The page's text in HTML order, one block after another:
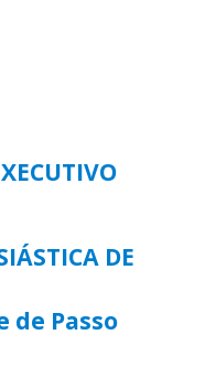
DE
de Passo